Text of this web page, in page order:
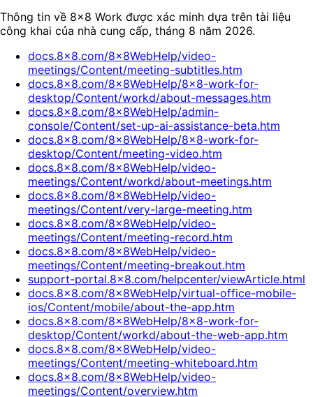
Thông tin về 8x8 Work được xác minh dựa trên tài liệu
công khai của nhà cung cấp, tháng 8 năm 2026.
docs.8x8.com/8x8WebHelp/video-
meetings/Content/meeting-subtitles.htm
docs.8x8.com/8x8WebHelp/8x8-work-for-
desktop/Content/workd/about-messages.htm
docs.8x8.com/8x8WebHelp/admin-
console/Content/set-up-ai-assistance-beta.htm
docs.8x8.com/8x8WebHelp/8x8-work-for-
desktop/Content/meeting-video.htm
docs.8x8.com/8x8WebHelp/video-
meetings/Content/workd/about-meetings.htm
docs.8x8.com/8x8WebHelp/video-
meetings/Content/very-large-meeting.htm
docs.8x8.com/8x8WebHelp/video-
meetings/Content/meeting-record.htm
docs.8x8.com/8x8WebHelp/video-
meetings/Content/meeting-breakout.htm
support-portal.8x8.com/helpcenter/viewArticle.html
docs.8x8.com/8x8WebHelp/virtual-office-mobile-
ios/Content/mobile/about-the-app.htm
docs.8x8.com/8x8WebHelp/8x8-work-for-
desktop/Content/workd/about-the-web-app.htm
docs.8x8.com/8x8WebHelp/video-
meetings/Content/meeting-whiteboard.htm
docs.8x8.com/8x8WebHelp/video-
meetings/Content/overview.htm